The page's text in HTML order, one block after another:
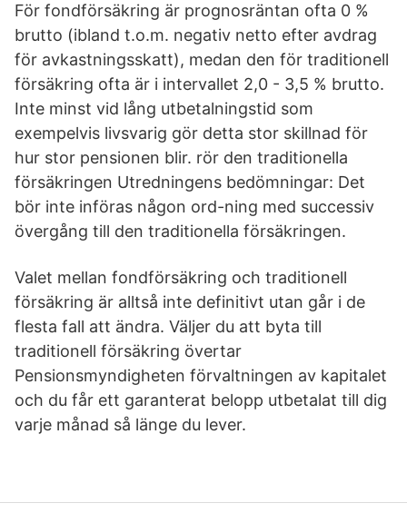
För fondförsäkring är prognosräntan ofta 0 %
brutto (ibland t.o.m. negativ netto efter avdrag
för avkastningsskatt), medan den för traditionell
försäkring ofta är i intervallet 2,0 - 3,5 % brutto.
Inte minst vid lång utbetalningstid som
exempelvis livsvarig gör detta stor skillnad för
hur stor pensionen blir. rör den traditionella
försäkringen Utredningens bedömningar: Det
bör inte införas någon ord-ning med successiv
övergång till den traditionella försäkringen.
Valet mellan fondförsäkring och traditionell
försäkring är alltså inte definitivt utan går i de
flesta fall att ändra. Väljer du att byta till
traditionell försäkring övertar
Pensionsmyndigheten förvaltningen av kapitalet
och du får ett garanterat belopp utbetalat till dig
varje månad så länge du lever.